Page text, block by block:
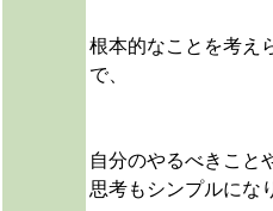
根本的なことを考え
で、
自分のやるべきこと
思考もシンプルにな